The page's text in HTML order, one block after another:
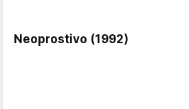
Neoprostivo (1992)